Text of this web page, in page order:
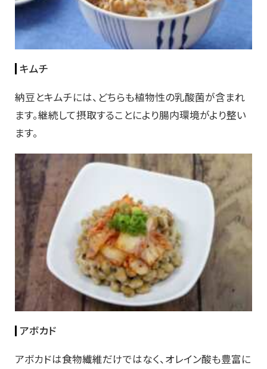
キムチ
納豆とキムチには、どちらも植物性の乳酸菌が含まれ
ます。継続して摂取することにより腸内環境がより整い
ます。
アボカド
アボカドは食物繊維だけではなく、オレイン酸も豊富に